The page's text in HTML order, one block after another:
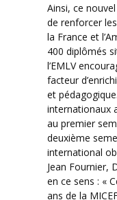
Ainsi, ce
de renforcer
la France et
400 diplômés
l’EMLV
facteur
et
internationaux
au premier
deuxième
international
Jean Fournier,
en ce sens : «
ans de la